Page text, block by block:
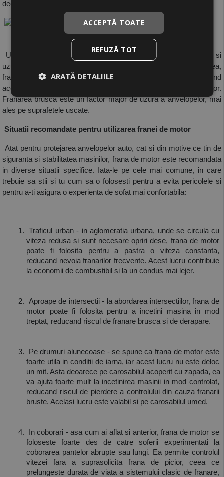
decelerare, reducand nevoia de a folosi frana de picior.
Imagine de Enis Yavuz pe Unsplash.com
Uzura placutelor de frana si a discurilor scade, fiind redusa si
uzura anvelopelor cauzata de frecarea intensa. De asemenea,
frana de motor permite o coborare controlata a pantelor, prevenind
accelerarea necontrolata si necesitatea de a frana brusc ulterior.
Franarea brusca este un factor major de uzura a anvelopelor, mai
ales pe suprafetele uscate.
Situatii recomandate pentru utilizarea franei de motor
Atat pentru protejarea anvelopelor auto, cat si din motive ce tin de
siguranta si stabilitatea masinilor, frana de motor este recomandata
in diverse situatii specifice. Iata-le pe cele mai comune, in care
trebuie sa stii si tu cum sa o folosesti pentru a evita pericolele si
pentru a-ti asigura o experienta de sofat mai confortabila:
Traficul urban - in aglomeratia urbana, unde se circula cu
viteza redusa si sunt necesare opriri dese, frana de motor
poate fi folosita pentru a pastra o viteza constanta,
reducand nevoia franarilor frecvente. Acest lucru contribuie
la economii de combustibil si la un condus mai lejer.
Aproape de intersectii - la abordarea intersectiilor, frana de
motor poate fi folosita pentru a incetini masina in mod
treptat, reducand riscul de franare brusca si de derapare.
Pe drumuri alunecoase - se spune ca frana de motor este
foarte utila in conditii de iarna, iar acest lucru nu este deloc
un mit. Asta deoarece pe carosabilul acoperit cu zapada, ea
va ajuta foarte mult la incetinirea masinii in mod controlat,
reducand riscul de pierdere a controlului din cauza franarii
bruste. Acelasi lucru este valabil si pe carosabilul umed.
In coborari - asa cum ai aflat si anterior, frana de motor se
foloseste foarte des de catre soferii experimentati la
coborarea pantelor abrupte sau lungi. Ea permite controlul
vitezei fara a suprasolicita frana de picior, ceea ce
prelungeste durata de viata a sistemului clasic de franare,
ACCEPTĂ TOATE
REFUZĂ TOT
ARATĂ DETALIILE